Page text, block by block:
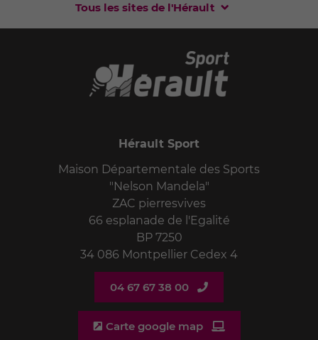
Tous les sites de l'Hérault
Hérault Sport
Maison Départementale des Sports
"Nelson Mandela"
ZAC pierresvives
66 esplanade de l'Egalité
BP 7250
34 086 Montpellier Cedex 4
04 67 67 38 00
Carte google map